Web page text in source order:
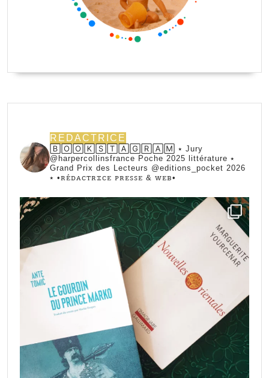
REDACTRICE
🄱🄾🄾🄺🅂🅃🄰🄶🅁🄰🄼 ⭑ Jury
@harpercollinsfrance Poche 2025 littérature ⭑
Grand Prix des Lecteurs @editions_pocket 2026
⭑ •ꭱꭼ́ꭰꭺꮯꭲꭱꮖꮯꭼ ꮲꭱꭼꮪꮪꭼ & ꮃꭼᏼ•